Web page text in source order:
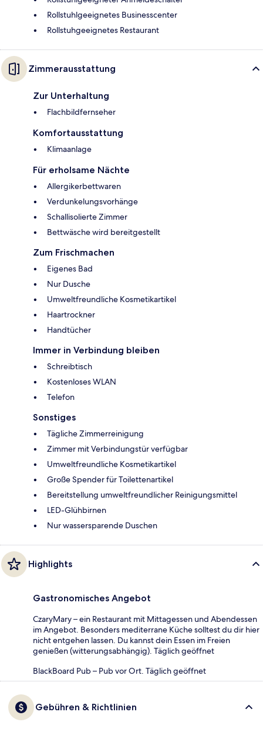
Rollstuhlgeeignetes Businesscenter
Rollstuhgeeignetes Restaurant
Zimmerausstattung
Zur Unterhaltung
Flachbildfernseher
Komfortausstattung
Klimaanlage
Für erholsame Nächte
Allergikerbettwaren
Verdunkelungsvorhänge
Schallisolierte Zimmer
Bettwäsche wird bereitgestellt
Zum Frischmachen
Eigenes Bad
Nur Dusche
Umweltfreundliche Kosmetikartikel
Haartrockner
Handtücher
Immer in Verbindung bleiben
Schreibtisch
Kostenloses WLAN
Telefon
Sonstiges
Tägliche Zimmerreinigung
Zimmer mit Verbindungstür verfügbar
Umweltfreundliche Kosmetikartikel
Große Spender für Toilettenartikel
Bereitstellung umweltfreundlicher Reinigungsmittel
LED-Glühbirnen
Nur wassersparende Duschen
Highlights
Gastronomisches Angebot
CzaryMary – ein Restaurant mit Mittagessen und Abendessen
im Angebot. Besonders mediterrane Küche solltest du dir hier
nicht entgehen lassen. Du kannst dein Essen im Freien
genießen (witterungsabhängig). Täglich geöffnet
BlackBoard Pub – Pub vor Ort. Täglich geöffnet
Gebühren & Richtlinien